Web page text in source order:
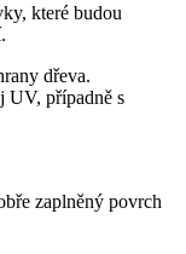
které budou
dřeva.
UV, případně s
zaplněný povrch